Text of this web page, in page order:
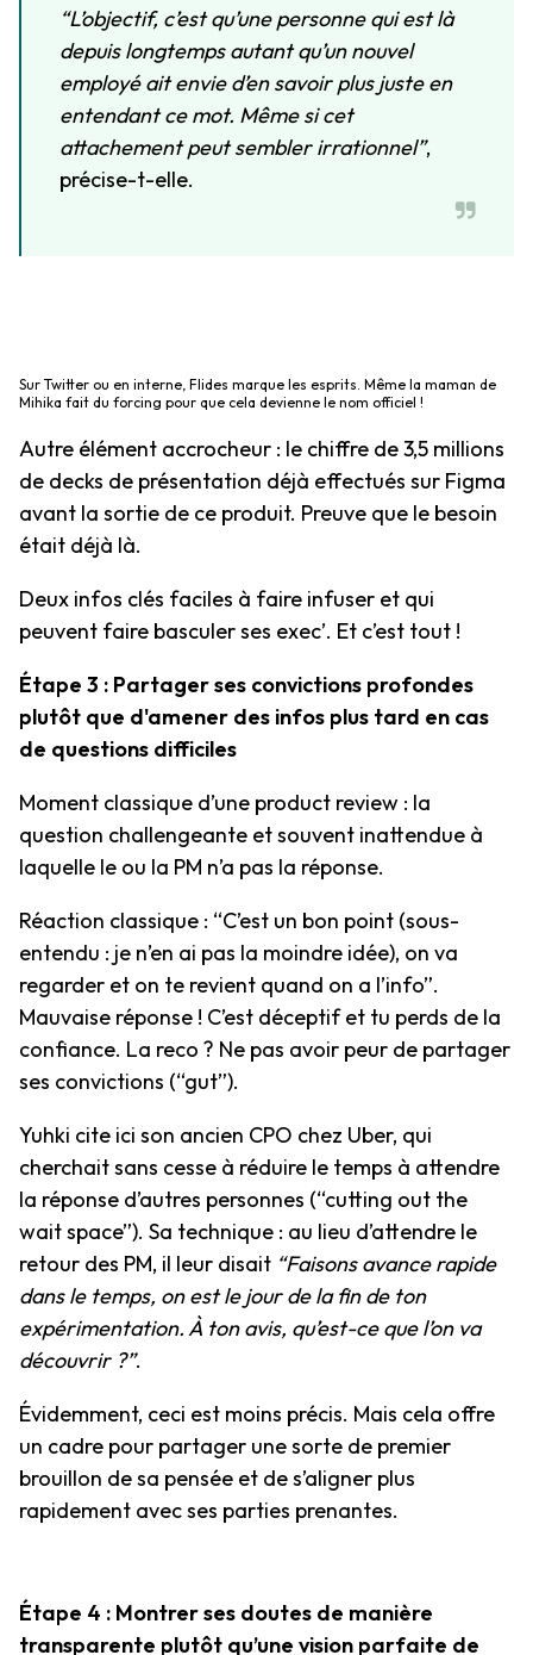
“L’objectif, c’est qu’une personne qui est là
depuis longtemps autant qu’un nouvel
employé ait envie d’en savoir plus juste en
entendant ce mot. Même si cet
attachement peut sembler irrationnel”,
précise-t-elle.
Sur Twitter ou en interne, Flides marque les esprits. Même la maman de
Mihika fait du forcing pour que cela devienne le nom officiel !
Autre élément accrocheur : le chiffre de 3,5 millions
de decks de présentation déjà effectués sur Figma
avant la sortie de ce produit. Preuve que le besoin
était déjà là.
Deux infos clés faciles à faire infuser et qui
peuvent faire basculer ses exec’. Et c’est tout !
Étape 3 : Partager ses convictions profondes
plutôt que d'amener des infos plus tard en cas
de questions difficiles
Moment classique d’une product review : la
question challengeante et souvent inattendue à
laquelle le ou la PM n’a pas la réponse.
Réaction classique : “C’est un bon point (sous-
entendu : je n’en ai pas la moindre idée), on va
regarder et on te revient quand on a l’info”.
Mauvaise réponse ! C’est déceptif et tu perds de la
confiance. La reco ? Ne pas avoir peur de partager
ses convictions (“gut”).
Yuhki cite ici son ancien CPO chez Uber, qui
cherchait sans cesse à réduire le temps à attendre
la réponse d’autres personnes (“cutting out the
wait space”). Sa technique : au lieu d’attendre le
retour des PM, il leur disait “Faisons avance rapide
dans le temps, on est le jour de la fin de ton
expérimentation. À ton avis, qu’est-ce que l’on va
découvrir ?”.
Évidemment, ceci est moins précis. Mais cela offre
un cadre pour partager une sorte de premier
brouillon de sa pensée et de s’aligner plus
rapidement avec ses parties prenantes.
Étape 4 : Montrer ses doutes de manière
transparente plutôt qu’une vision parfaite de